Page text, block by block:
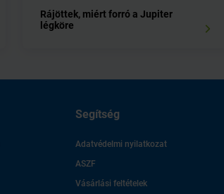
Rájöttek, miért forró a Jupiter
légköre
Segítség
Adatvédelmi nyilatkozat
ASZF
Vásárlási feltételek